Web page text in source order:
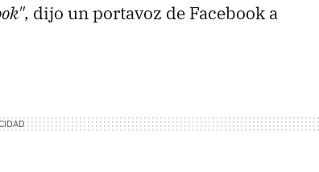
, dijo un portavoz de Facebook a